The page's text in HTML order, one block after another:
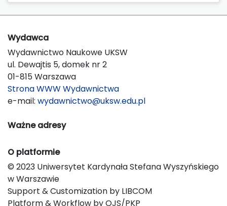
Wydawca
Wydawnictwo Naukowe UKSW
ul. Dewajtis 5, domek nr 2
01-815 Warszawa
Strona WWW Wydawnictwa
e-mail: wydawnictwo@uksw.edu.pl
Ważne adresy
O platformie
© 2023 Uniwersytet Kardynała Stefana Wyszyńskiego
w Warszawie
Support & Customization by LIBCOM
Platform & Workflow by OJS/PKP